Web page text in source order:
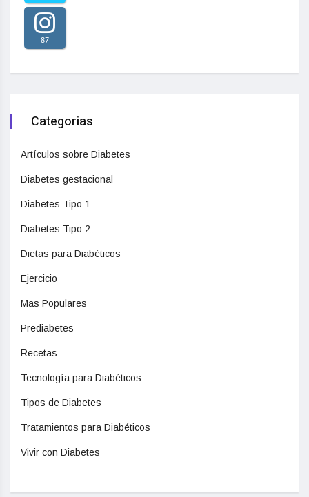
87
Categorias
Artículos sobre Diabetes
Diabetes gestacional
Diabetes Tipo 1
Diabetes Tipo 2
Dietas para Diabéticos
Ejercicio
Mas Populares
Prediabetes
Recetas
Tecnología para Diabéticos
Tipos de Diabetes
Tratamientos para Diabéticos
Vivir con Diabetes